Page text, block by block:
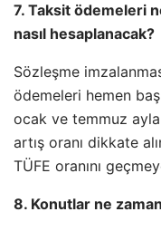
7. Taksit ödemeleri
nasıl hesaplanacak?
Sözleşme
ödemeleri hemen
ocak ve temmuz
artış oranı dikkate
TÜFE oranını
8. Konutlar ne